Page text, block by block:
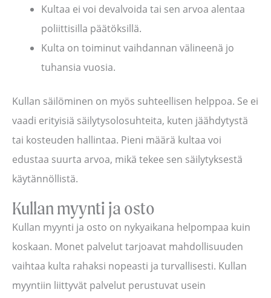
Kultaa ei voi devalvoida tai sen arvoa alentaa
poliittisilla päätöksillä.
Kulta on toiminut vaihdannan välineenä jo
tuhansia vuosia.
Kullan säilöminen on myös suhteellisen helppoa. Se ei
vaadi erityisiä säilytysolosuhteita, kuten jäähdytystä
tai kosteuden hallintaa. Pieni määrä kultaa voi
edustaa suurta arvoa, mikä tekee sen säilytyksestä
käytännöllistä.
Kullan myynti ja osto
Kullan myynti ja osto on nykyaikana helpompaa kuin
koskaan. Monet palvelut tarjoavat mahdollisuuden
vaihtaa kulta rahaksi nopeasti ja turvallisesti. Kullan
myyntiin liittyvät palvelut perustuvat usein